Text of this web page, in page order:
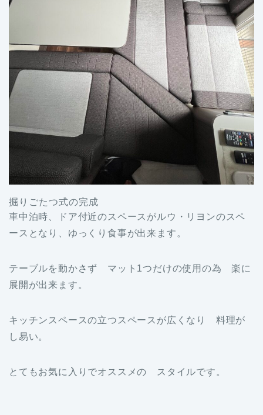
掘りごたつ式の完成
車中泊時、ドア付近のスペースがルウ・リヨンのスペ
ースとなり、ゆっくり食事が出来ます。
テーブルを動かさず マット1つだけの使用の為 楽に
展開が出来ます。
キッチンスペースの立つスペースが広くなり 料理が
し易い。
とてもお気に入りでオススメの スタイルです。